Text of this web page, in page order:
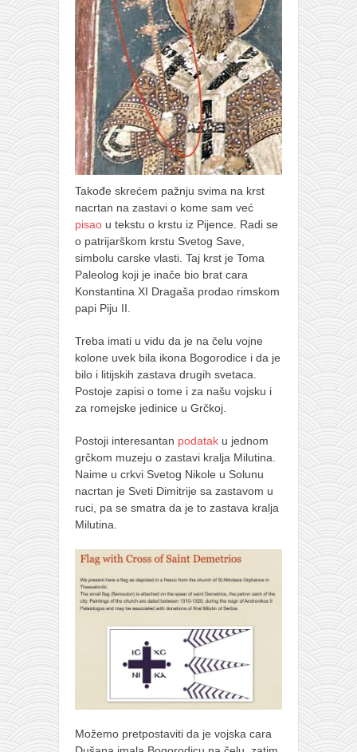
Takođe skrećem pažnju svima na krst
nacrtan na zastavi o kome sam već
pisao u tekstu o krstu iz Pijence. Radi se
o patrijarškom krstu Svetog Save,
simbolu carske vlasti. Taj krst je Toma
Paleolog koji je inače bio brat cara
Konstantina XI Dragaša prodao rimskom
papi Piju II.
Treba imati u vidu da je na čelu vojne
kolone uvek bila ikona Bogorodice i da je
bilo i litijskih zastava drugih svetaca.
Postoje zapisi o tome i za našu vojsku i
za romejske jedinice u Grčkoj.
Postoji interesantan podatak u jednom
grčkom muzeju o zastavi kralja Milutina.
Naime u crkvi Svetog Nikole u Solunu
nacrtan je Sveti Dimitrije sa zastavom u
ruci, pa se smatra da je to zastava kralja
Milutina.
Možemo pretpostaviti da je vojska cara